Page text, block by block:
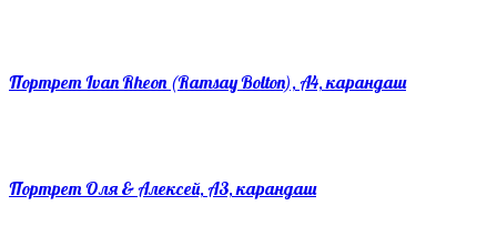
Портрет Ivan Rheon (Ramsay Bolton), А4, карандаш
Портрет Оля & Алексей, А3, карандаш